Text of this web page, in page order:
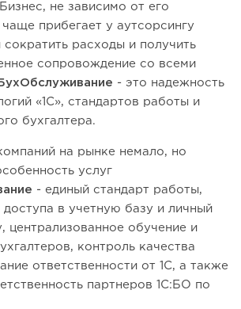
не зависимо от его
прибегает у аутсорсингу
сократить расходы и получить
сопровождение со всеми
- это надежность
«1С», стандартов работы и
бухгалтера.
на рынке немало, но
услуг
- единый стандарт работы,
доступа в учетную базу и личный
централизованное обучение и
контроль качества
ответственности от 1С, а также
партнеров 1С:БО по